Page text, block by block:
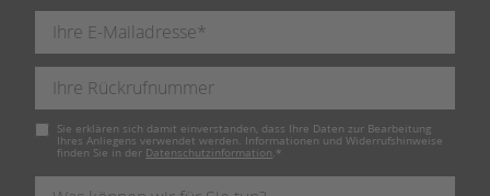
Pflichtfeld
Sie erklären sich damit einverstanden, dass Ihre Daten zur Bearbeitung
Ihres Anliegens verwendet werden. Informationen und Widerrufshinweise
finden Sie in der Datenschutzinformation *